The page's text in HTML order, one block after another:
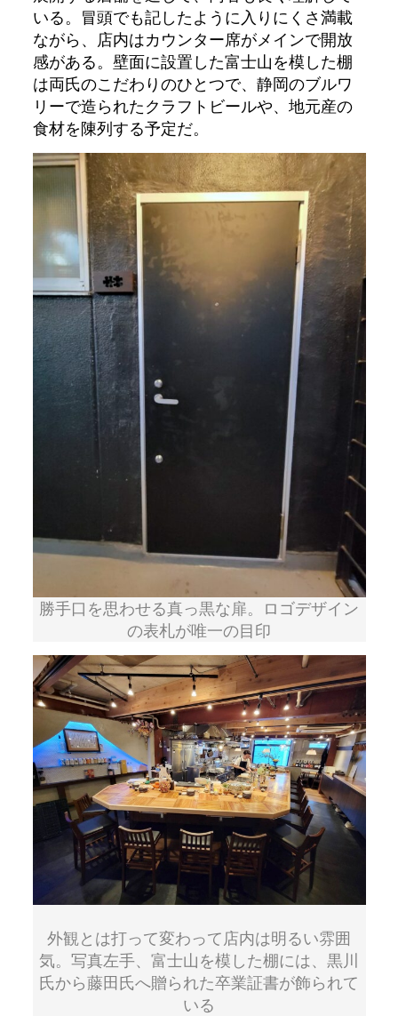
いる。冒頭でも記したように入りにくさ満載
ながら、店内はカウンター席がメインで開放
感がある。壁面に設置した富士山を模した棚
は両氏のこだわりのひとつで、静岡のブルワ
リーで造られたクラフトビールや、地元産の
食材を陳列する予定だ。
勝手口を思わせる真っ黒な扉。ロゴデザイン
の表札が唯一の目印
外観とは打って変わって店内は明るい雰囲
気。写真左手、富士山を模した棚には、黒川
氏から藤田氏へ贈られた卒業証書が飾られて
いる